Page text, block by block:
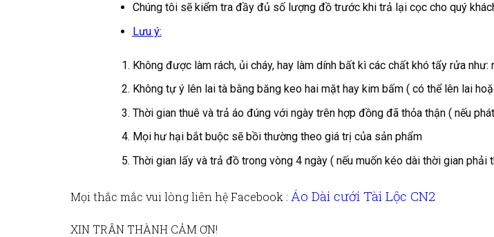
Chúng tôi sẽ kiểm tra đầy đủ số lượng đồ trước khi trả lại cọc cho quý
Lưu ý:
Không được làm rách, ủi cháy, hay làm dính bất kì các chất khó tẩy rửa
Không tự ý lên lai tà bằng băng keo hai mặt hay kim bấm ( có thể lên lai
Thời gian thuê và trả áo đúng với ngày trên hợp đồng đã thỏa thận ( nếu
Mọi hư hại bắt buộc sẽ bồi thường theo giá trị của sản phẩm
Thời gian lấy và trả đồ trong vòng 4 ngày ( nếu muốn kéo dài thời gian phải
Mọi thắc mắc vui lòng liên hệFacebook : Áo Dài cưới Tài Lộc CN2
XIN TRÂN THÀNH CẢM ƠN!